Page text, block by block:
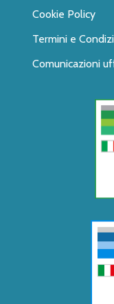
Cookie Policy
Termini e
Comunicazioni